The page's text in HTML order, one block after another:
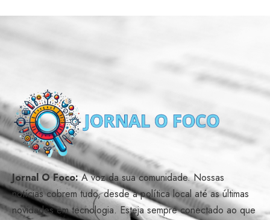
Jornal O Foco:A voz da sua comunidade. Nossas
notícias cobrem tudo, desde a política local até as últimas
novidades em tecnologia. Esteja sempre conectado ao que